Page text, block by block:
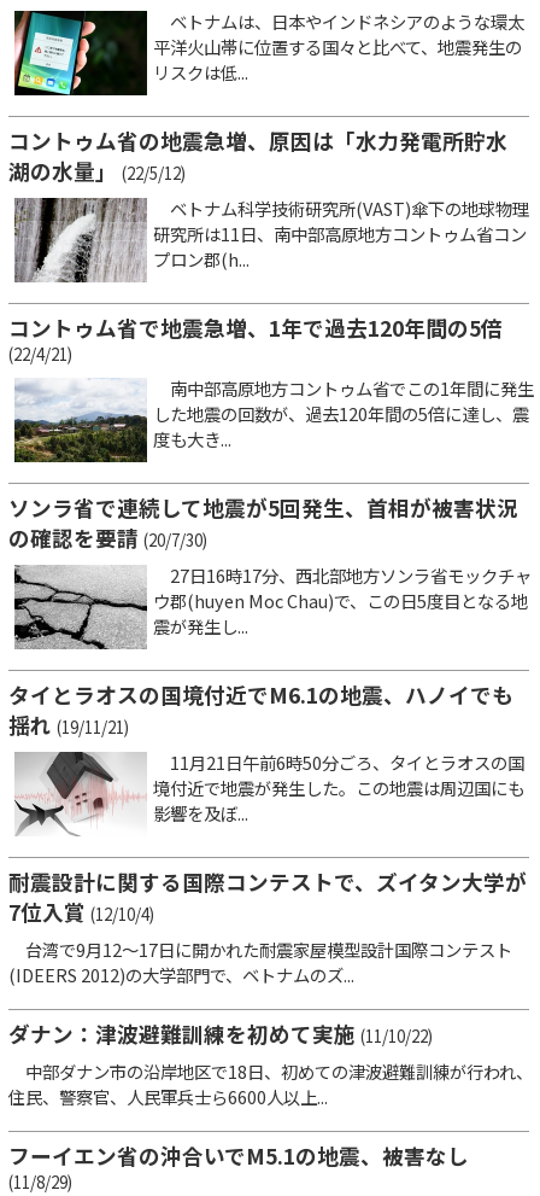
ベトナムは、日本やインドネシアのような環太
平洋火山帯に位置する国々と比べて、地震発生の
リスクは低...
コントゥム省の地震急増、原因は「水力発電所貯水
湖の水量」
(22/5/12)
ベトナム科学技術研究所(VAST)傘下の地球物理
研究所は11日、南中部高原地方コントゥム省コン
プロン郡(h...
コントゥム省で地震急増、1年で過去120年間の5倍
(22/4/21)
南中部高原地方コントゥム省でこの1年間に発生
した地震の回数が、過去120年間の5倍に達し、震
度も大き...
ソンラ省で連続して地震が5回発生、首相が被害状況
の確認を要請 (20/7/30)
27日16時17分、西北部地方ソンラ省モックチャ
ウ郡(huyen Moc Chau)で、この日5度目となる地
震が発生し...
タイとラオスの国境付近でM6.1の地震、ハノイでも
揺れ (19/11/21)
11月21日午前6時50分ごろ、タイとラオスの国
境付近で地震が発生した。この地震は周辺国にも
影響を及ぼ...
耐震設計に関する国際コンテストで、ズイタン大学が
7位入賞 (12/10/4)
台湾で9月12～17日に開かれた耐震家屋模型設計国際コンテスト
(IDEERS 2012)の大学部門で、ベトナムのズ...
ダナン：津波避難訓練を初めて実施 (11/10/22)
中部ダナン市の沿岸地区で18日、初めての津波避難訓練が行われ、
住民、警察官、人民軍兵士ら6600人以上...
フーイエン省の沖合いでM5.1の地震、被害なし
(11/8/29)